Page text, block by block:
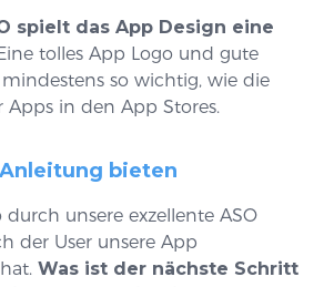
spielt das App Design eine
tolles App Logo und gute
so wichtig, wie die
Apps in den App Stores.
bieten
durch unsere exzellente ASO
der User unsere App
Was ist der nächste Schritt